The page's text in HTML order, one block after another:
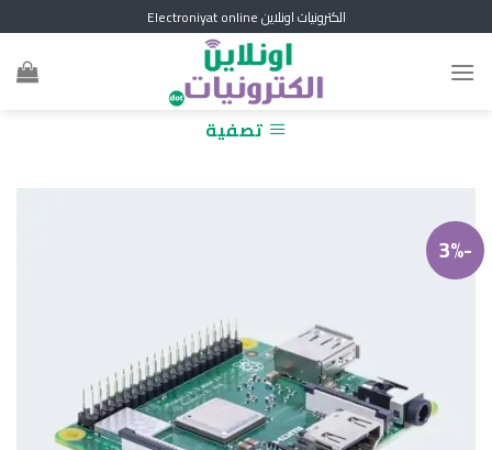
to
content
الكترونيات اونلاين Electroniyat online
تصفية
-3%